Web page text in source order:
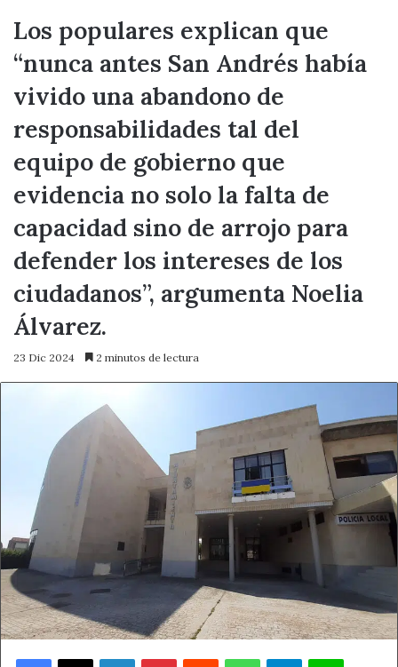
Los populares explican que
“nunca antes San Andrés había
vivido una abandono de
responsabilidades tal del
equipo de gobierno que
evidencia no solo la falta de
capacidad sino de arrojo para
defender los intereses de los
ciudadanos”, argumenta Noelia
Álvarez.
23 Dic 2024 2 minutos de lectura
Facebook
X LinkedInPinterestReddit WhatsAppTelegramLine